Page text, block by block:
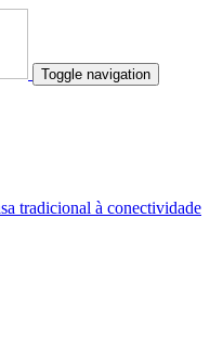
Toggle navigation
tradicional à conectividade